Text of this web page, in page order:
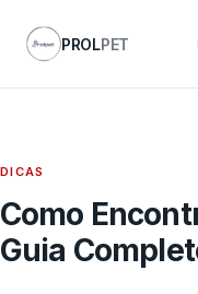
PROLPET
DICAS
Como
Guia